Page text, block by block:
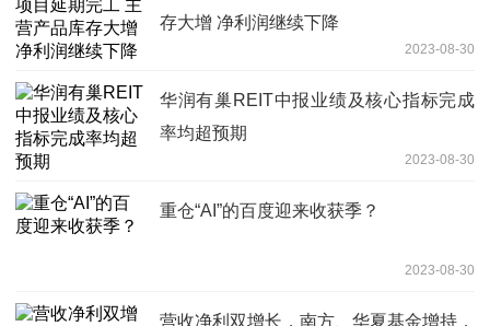
存大增 净利润继续下降
2023-08-30
华润有巢REIT中报业绩及核心指标完成
率均超预期
2023-08-30
重仓“AI”的百度迎来收获季？
2023-08-30
营收净利双增长，南方、华夏基金增持，